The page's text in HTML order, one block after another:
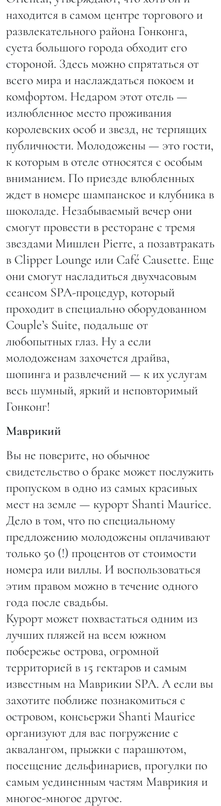
находится в самом центре торгового и
развлекательного района Гонконга,
суета большого города обходит его
стороной. Здесь можно спрятаться от
всего мира и наслаждаться покоем и
комфортом. Недаром этот отель —
излюбленное место проживания
королевских особ и звезд, не терпящих
публичности. Молодожены — это гости,
к которым в отеле относятся с особым
вниманием. По приезде влюбленных
ждет в номере шампанское и клубника в
шоколаде. Незабываемый вечер они
смогут провести в ресторане с тремя
звездами Мишлен Pierre, а позавтракать
в Clipper Lounge или Café Causette. Еще
они смогут насладиться двухчасовым
сеансом SPA-процедур, который
проходит в специально оборудованном
Couple’s Suite, подальше от
любопытных глаз. Ну а если
молодоженам захочется драйва,
шопинга и развлечений — к их услугам
весь шумный, яркий и неповторимый
Гонконг!
Маврикий
Вы не поверите, но обычное
свидетельство о браке может послужить
пропуском в одно из самых красивых
мест на земле — курорт Shanti Maurice.
Дело в том, что по специальному
предложению молодожены оплачивают
только 50 (!) процентов от стоимости
номера или виллы. И воспользоваться
этим правом можно в течение одного
года после свадьбы.
Курорт может похвастаться одним из
лучших пляжей на всем южном
побережье острова, огромной
территорией в 15 гектаров и самым
известным на Маврикии SPA. А если вы
захотите поближе познакомиться с
островом, консьержи Shanti Maurice
организуют для вас погружение с
аквалангом, прыжки с парашютом,
посещение дельфинариев, прогулки по
самым уединенным частям Маврикия и
многое-многое другое.